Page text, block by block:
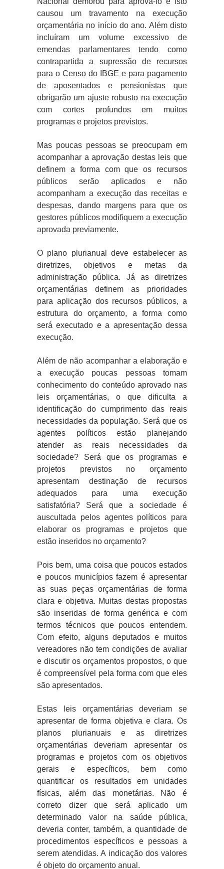
causou um travamento na execução
orçamentária no início do ano. Além disto
incluíram um volume excessivo de
emendas parlamentares tendo como
contrapartida a supressão de recursos
para o Censo do IBGE e para pagamento
de aposentados e pensionistas que
obrigarão um ajuste robusto na execução
com cortes profundos em muitos
programas e projetos previstos.
Mas poucas pessoas se preocupam em
acompanhar a aprovação destas leis que
definem a forma com que os recursos
públicos serão aplicados e não
acompanham a execução das receitas e
despesas, dando margens para que os
gestores públicos modifiquem a execução
aprovada previamente.
O plano plurianual deve estabelecer as
diretrizes, objetivos e metas da
administração pública. Já as diretrizes
orçamentárias definem as prioridades
para aplicação dos recursos públicos, a
estrutura do orçamento, a forma como
será executado e a apresentação dessa
execução.
Além de não acompanhar a elaboração e
a execução poucas pessoas tomam
conhecimento do conteúdo aprovado nas
leis orçamentárias, o que dificulta a
identificação do cumprimento das reais
necessidades da população. Será que os
agentes políticos estão planejando
atender as reais necessidades da
sociedade? Será que os programas e
projetos previstos no orçamento
apresentam destinação de recursos
adequados para uma execução
satisfatória? Será que a sociedade é
auscultada pelos agentes políticos para
elaborar os programas e projetos que
estão inseridos no orçamento?
Pois bem, uma coisa que poucos estados
e poucos municípios fazem é apresentar
as suas peças orçamentárias de forma
clara e objetiva. Muitas destas propostas
são inseridas de forma genérica e com
termos técnicos que poucos entendem.
Com efeito, alguns deputados e muitos
vereadores não tem condições de avaliar
e discutir os orçamentos propostos, o que
é compreensível pela forma com que eles
são apresentados.
Estas leis orçamentárias deveriam se
apresentar de forma objetiva e clara. Os
planos plurianuais e as diretrizes
orçamentárias deveriam apresentar os
programas e projetos com os objetivos
gerais e específicos, bem como
quantificar os resultados em unidades
físicas, além das monetárias. Não é
correto dizer que será aplicado um
determinado valor na saúde pública,
deveria conter, também, a quantidade de
procedimentos específicos e pessoas a
serem atendidas. A indicação dos valores
é objeto do orçamento anual.